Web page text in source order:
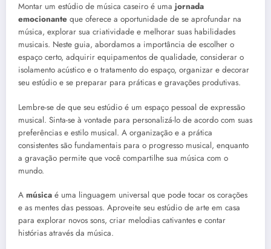
Montar um estúdio de música caseiro é uma jornada
emocionante que oferece a oportunidade de se aprofundar na
música, explorar sua criatividade e melhorar suas habilidades
musicais. Neste guia, abordamos a importância de escolher o
espaço certo, adquirir equipamentos de qualidade, considerar o
isolamento acústico e o tratamento do espaço, organizar e decorar
seu estúdio e se preparar para práticas e gravações produtivas.
Lembre-se de que seu estúdio é um espaço pessoal de expressão
musical. Sinta-se à vontade para personalizá-lo de acordo com suas
preferências e estilo musical. A organização e a prática
consistentes são fundamentais para o progresso musical, enquanto
a gravação permite que você compartilhe sua música com o
mundo.
A música é uma linguagem universal que pode tocar os corações
e as mentes das pessoas. Aproveite seu estúdio de arte em casa
para explorar novos sons, criar melodias cativantes e contar
histórias através da música.